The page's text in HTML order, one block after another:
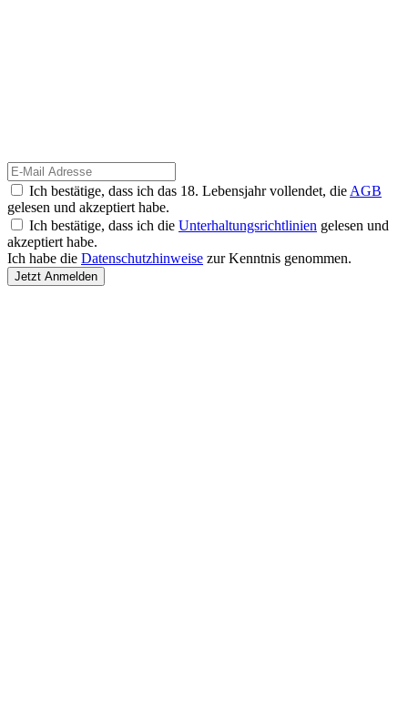
Ich bestätige, dass ich das 18. Lebensjahr vollendet, die AGB
gelesen und akzeptiert habe.
Ich bestätige, dass ich die Unterhaltungsrichtlinien gelesen und
akzeptiert habe.
Ich habe die Datenschutzhinweise zur Kenntnis genommen.
Jetzt Anmelden